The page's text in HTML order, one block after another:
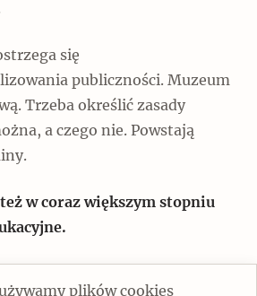
plików cookies
się
publiczności. Muzeum
Trzeba określić zasady
a czego nie. Powstają
w coraz większym stopniu